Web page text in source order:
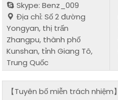
Skype: Benz_009
Địa chỉ: Số 2 đường
Yongyan, thị trấn
Zhangpu, thành phố
Kunshan, tỉnh Giang Tô,
Trung Quốc
【Tuyên bố miễn trách nhiệm】